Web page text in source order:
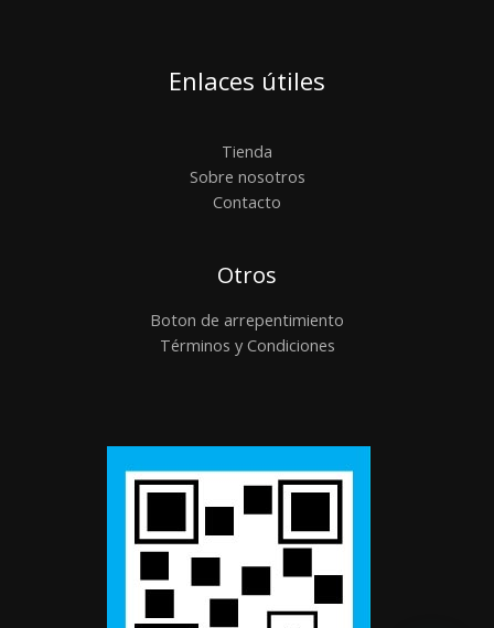
Enlaces útiles
Tienda
Sobre nosotros
Contacto
Otros
Boton de arrepentimiento
Términos y Condiciones